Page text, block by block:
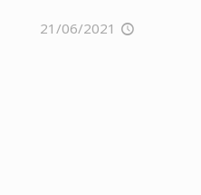
21/06/2021